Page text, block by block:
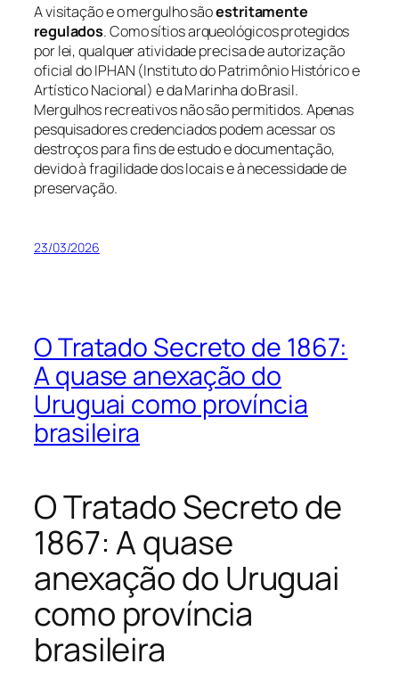
A visitação e o mergulho sãoestritamente
regulados. Como sítios arqueológicos protegidos
por lei, qualquer atividade precisa de autorização
oficial do IPHAN (Instituto do Patrimônio Histórico e
Artístico Nacional) e da Marinha do Brasil.
Mergulhos recreativos não são permitidos. Apenas
pesquisadores credenciados podem acessar os
destroços para fins de estudo e documentação,
devido à fragilidade dos locais e à necessidade de
preservação.
23/03/2026
O Tratado Secreto de 1867:
A quase anexação do
Uruguai como província
brasileira
O Tratado Secreto de
1867: A quase
anexação do Uruguai
como província
brasileira